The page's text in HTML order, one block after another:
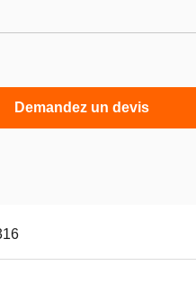
Demandez un devis